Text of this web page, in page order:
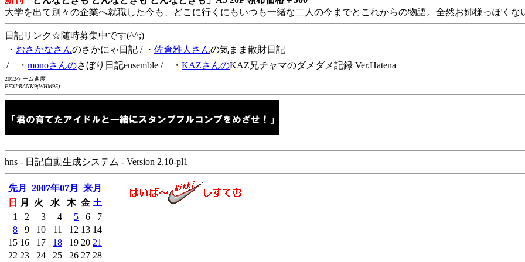
大学を出て別々の企業へ就職した今も、どこに行くにもいつも一緒な二人の今までとこれからの物語。全然お姉様っぽくな
日記リンク☆随時募集中です(^^;)
・ おさかなさんのさかにゃ日記 / ・ 佐倉雅人さんの気まま散財日記
/ ・ monoさんのさぼり日記ensemble / ・ KAZさんのKAZ兄チャマのダメダメ記録 Ver.Hatena
2012ゲーム進度
FFXI:RANK9(WHM95)
hns - 日記自動生成システム - Version 2.10-pl1
先月 2007年07月
来月
日
月 火 水 木 金 土
1
2 3 4 5 6
7
8
9 10 11 12 13 14
15 16 17 18 19 20 21
22 23 24 25 26 27 28